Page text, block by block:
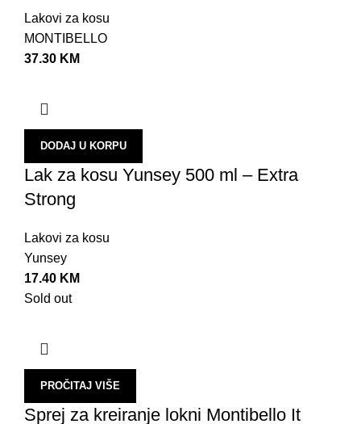
Lakovi za kosu
MONTIBELLO
37.30 KM
DODAJ U KORPU
Lak za kosu Yunsey 500 ml – Extra
Strong
Lakovi za kosu
Yunsey
17.40 KM
Sold out
PROČITAJ VIŠE
Sprej za kreiranje lokni Montibello It